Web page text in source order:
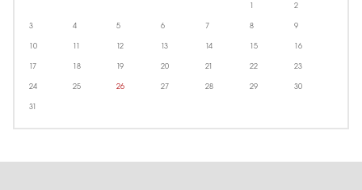
1 2
3 4 5 6 7 8 9
10 11 12 13 14 15 16
17 18 19 20 21 22 23
24 25 26 27 28 29 30
31